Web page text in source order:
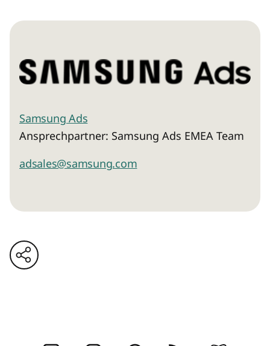
Die Einwilligung in den Empfang der E-Mails
und die Messung kann mit Wirkung für die
widerrufen werden.
Weitere Informationen zur Rechtsgrundlage
Datenschutzerklärung
Formulars bestätige ich dieAGBgelesen zu
Samsung Ads
Ansprechpartner: Samsung Ads EMEA Team
adsales@samsung.com